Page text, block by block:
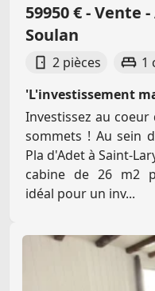
59950 € - Vente
Soulan
2 pièces 1
'L'investissement
Investissez au
sommets ! Au sein
Pla d'Adet à Saint-
cabine de 26 m2
idéal pour un inv...